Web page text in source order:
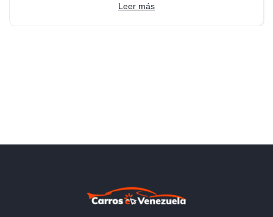
Leer más